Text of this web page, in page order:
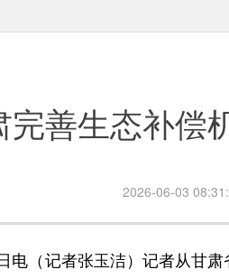
完善生态补偿
2026-06-03
（记者张玉洁）记者从甘肃